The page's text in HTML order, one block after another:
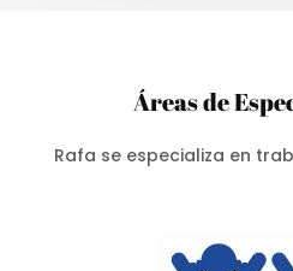
Áreas de
Rafa se especializa en